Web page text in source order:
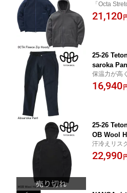
フーディ
正規販売
「Octa
保温性、通
21,120
25-26
saroka
ルパンツ
売店 2025-
保温力が高
いらないほ
16,940
25-26
OB Wool
ィ ベース
ル 正規販
汗冷えリス
しても使用
22,990